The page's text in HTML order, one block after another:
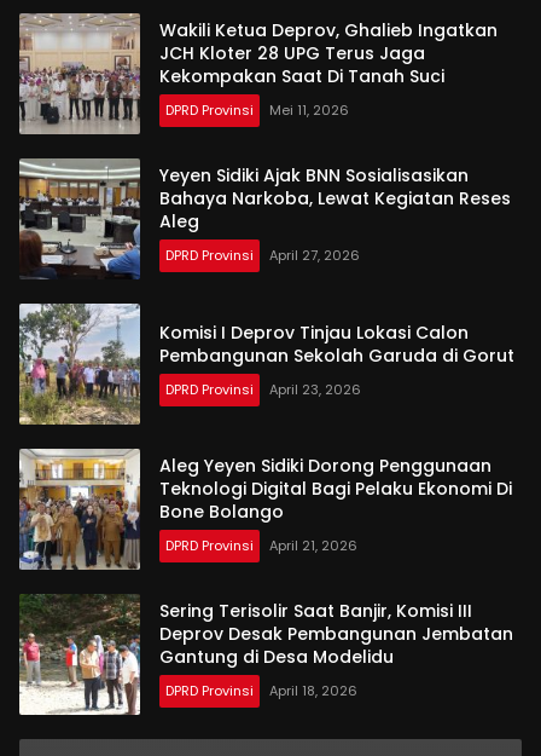
Wakili Ketua Deprov, Ghalieb Ingatkan
JCH Kloter 28 UPG Terus Jaga
Kekompakan Saat Di Tanah Suci
DPRD Provinsi Mei 11, 2026
Yeyen Sidiki Ajak BNN Sosialisasikan
Bahaya Narkoba, Lewat Kegiatan Reses
Aleg
DPRD Provinsi April 27, 2026
Komisi I Deprov Tinjau Lokasi Calon
Pembangunan Sekolah Garuda di Gorut
DPRD Provinsi April 23, 2026
Aleg Yeyen Sidiki Dorong Penggunaan
Teknologi Digital Bagi Pelaku Ekonomi Di
Bone Bolango
DPRD Provinsi April 21, 2026
Sering Terisolir Saat Banjir, Komisi III
Deprov Desak Pembangunan Jembatan
Gantung di Desa Modelidu
DPRD Provinsi April 18, 2026